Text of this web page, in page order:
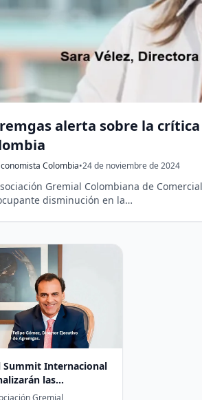
alerta sobre la crítica
Colombia•24 de noviembre de 2024
Gremial Colombiana de
disminución en la…
Summit Internacional
las
del GLP como
Gremial